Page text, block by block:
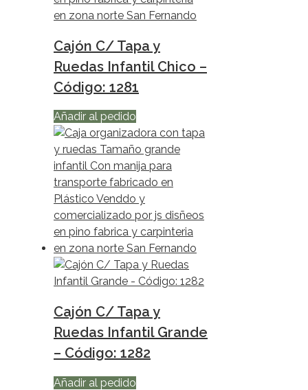
Cajón C/ Tapa y
Ruedas Infantil Chico –
Código: 1281
Añadir al pedido
Cajón C/ Tapa y
Ruedas Infantil Grande
– Código: 1282
Añadir al pedido